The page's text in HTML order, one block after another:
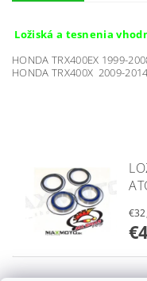
Ložiská a tesnenia
HONDA TRX400EX 1999-
HONDA TRX400X 2009-